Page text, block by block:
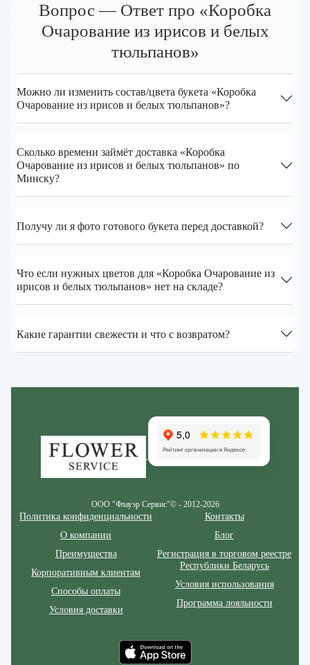
Вопрос — Ответ про «Коробка
Очарование из ирисов и белых
тюльпанов»
Можно ли изменить состав/цвета букета «Коробка
Очарование из ирисов и белых тюльпанов»?
Сколько времени займёт доставка «Коробка
Очарование из ирисов и белых тюльпанов» по
Минску?
Получу ли я фото готового букета перед доставкой?
Что если нужных цветов для «Коробка Очарование из
ирисов и белых тюльпанов» нет на складе?
Какие гарантии свежести и что с возвратом?
ООО "Флауэр Сервис"© - 2012-2026
Политика конфиденциальности
О компании
Преимущества
Корпоративным клиентам
Способы оплаты
Условия доставки
Контакты
Блог
Регистрация в торговом реестре
Республики Беларусь
Условия использования
Программа лояльности